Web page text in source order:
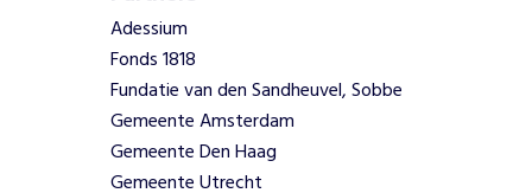
Adessium
Fonds 1818
Fundatie van den Sandheuvel, Sobbe
Gemeente Amsterdam
Gemeente Den Haag
Gemeente Utrecht